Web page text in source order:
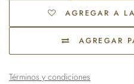
AGREGAR
AGREGAR A
Términos y condiciones